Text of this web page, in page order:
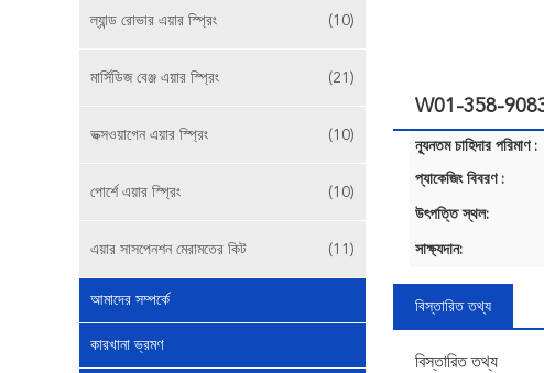
ল্যান্ড রোভার এয়ার স্প্রিং (10)
মার্সিডিজ বেঞ্জ এয়ার স্প্রিং (21)
ভক্সওয়াগেন এয়ার স্প্রিং (10)
পোর্শে এয়ার স্প্রিং (10)
এয়ার সাসপেনশন মেরামতের কিট (11)
আমাদের সম্পর্কে
কারখানা ভ্রমণ
W01-358-9083
ন্যূনতম চাহিদার পরিমাণ :
প্যাকেজিং বিবরণ :
উৎপত্তি স্থল:
সাক্ষ্যদান:
বিস্তারিত তথ্য
বিস্তারিত তথ্য